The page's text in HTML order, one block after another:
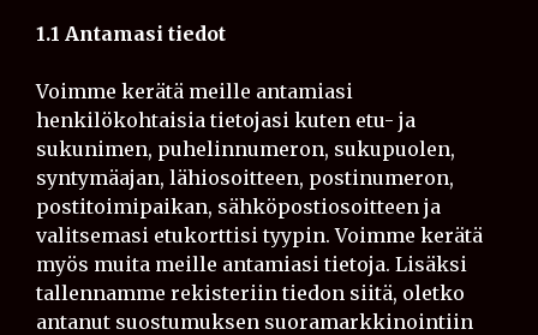
1.1 Antamasi tiedot
Voimme kerätä meille antamiasi
henkilökohtaisia tietojasi kuten etu- ja
sukunimen, puhelinnumeron, sukupuolen,
syntymäajan, lähiosoitteen, postinumeron,
postitoimipaikan, sähköpostiosoitteen ja
valitsemasi etukorttisi tyypin. Voimme kerätä
myös muita meille antamiasi tietoja. Lisäksi
tallennamme rekisteriin tiedon siitä, oletko
antanut suostumuksen suoramarkkinointiin